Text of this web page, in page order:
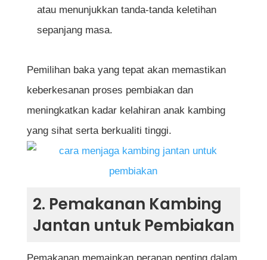
atau menunjukkan tanda-tanda keletihan
sepanjang masa.
Pemilihan baka yang tepat akan memastikan
keberkesanan proses pembiakan dan
meningkatkan kadar kelahiran anak kambing
yang sihat serta berkualiti tinggi.
2. Pemakanan Kambing
Jantan untuk Pembiakan